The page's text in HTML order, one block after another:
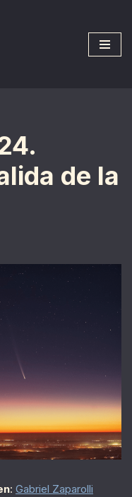
de la
: Gabriel Zaparolli